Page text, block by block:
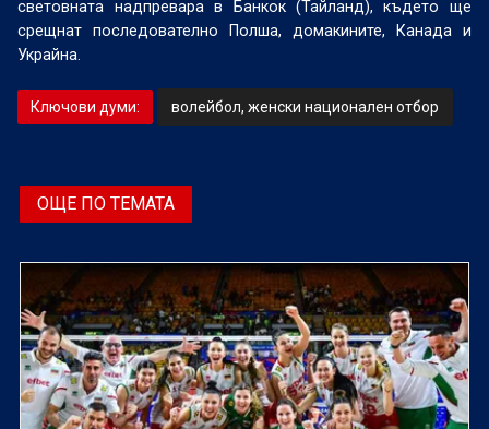
световната надпревара в Банкок (Тайланд), където ще
срещнат последователно Полша, домакините, Канада и
Украйна.
Ключови думи: волейбол, женски национален отбор
ОЩЕ ПО ТЕМАТА